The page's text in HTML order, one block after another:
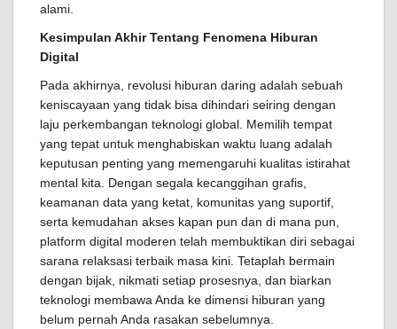
alami.
Kesimpulan Akhir Tentang Fenomena Hiburan
Digital
Pada akhirnya, revolusi hiburan daring adalah sebuah
keniscayaan yang tidak bisa dihindari seiring dengan
laju perkembangan teknologi global. Memilih tempat
yang tepat untuk menghabiskan waktu luang adalah
keputusan penting yang memengaruhi kualitas istirahat
mental kita. Dengan segala kecanggihan grafis,
keamanan data yang ketat, komunitas yang suportif,
serta kemudahan akses kapan pun dan di mana pun,
platform digital moderen telah membuktikan diri sebagai
sarana relaksasi terbaik masa kini. Tetaplah bermain
dengan bijak, nikmati setiap prosesnya, dan biarkan
teknologi membawa Anda ke dimensi hiburan yang
belum pernah Anda rasakan sebelumnya.